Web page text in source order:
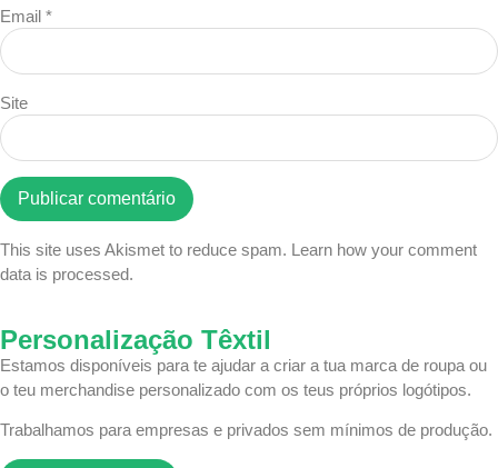
Email *
Site
This site uses Akismet to reduce spam. Learn how your comment
data is processed.
Personalização Têxtil
Estamos disponíveis para te ajudar a criar a tua marca de roupa ou
o teu merchandise personalizado com os teus próprios logótipos.
Trabalhamos para empresas e privados sem mínimos de produção.